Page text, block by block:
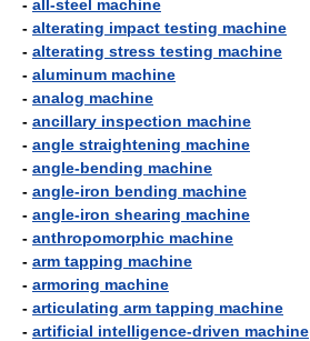
- all-steel machine
- alterating impact testing machine
- alterating stress testing machine
- aluminum machine
- analog machine
- ancillary inspection machine
- angle straightening machine
- angle-bending machine
- angle-iron bending machine
- angle-iron shearing machine
- anthropomorphic machine
- arm tapping machine
- armoring machine
- articulating arm tapping machine
- artificial intelligence-driven machine